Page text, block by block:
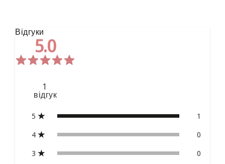
Відгуки
5.0
1
відгук
5
1
4
0
3
0